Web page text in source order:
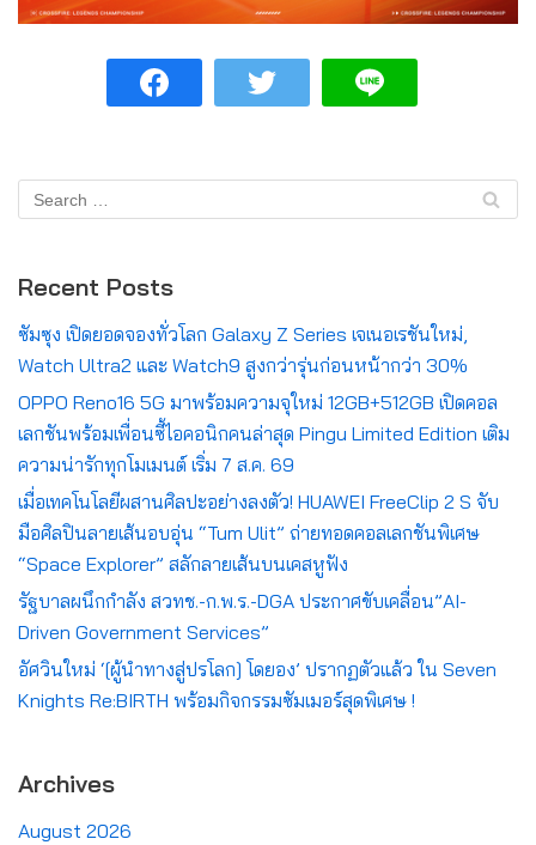
Recent Posts
ซัมซุง เปิดยอดจองทั่วโลก Galaxy Z Series เจเนอเรชันใหม่,
Watch Ultra2 และ Watch9 สูงกว่ารุ่นก่อนหน้ากว่า 30%
OPPO Reno16 5G มาพร้อมความจุใหม่ 12GB+512GB เปิดคอล
เลกชันพร้อมเพื่อนซี้ไอคอนิกคนล่าสุด Pingu Limited Edition เติม
ความน่ารักทุกโมเมนต์ เริ่ม 7 ส.ค. 69
เมื่อเทคโนโลยีผสานศิลปะอย่างลงตัว! HUAWEI FreeClip 2 S จับ
มือศิลปินลายเส้นอบอุ่น “Tum Ulit” ถ่ายทอดคอลเลกชันพิเศษ
“Space Explorer” สลักลายเส้นบนเคสหูฟัง
รัฐบาลผนึกกำลัง สวทช.-ก.พ.ร.-DGA ประกาศขับเคลื่อน”AI-
Driven Government Services”
อัศวินใหม่ ‘[ผู้นำทางสู่ปรโลก] โดยอง’ ปรากฏตัวแล้ว ใน Seven
Knights Re:BIRTH พร้อมกิจกรรมซัมเมอร์สุดพิเศษ !
Archives
August 2026